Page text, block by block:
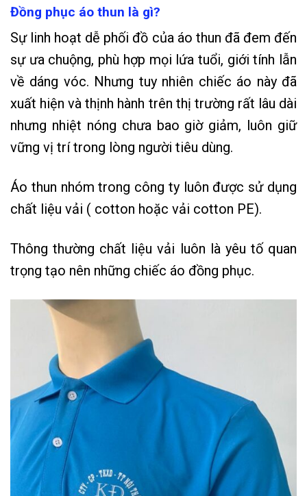
Đồng phục áo thun là gì?
Sự linh hoạt dễ phối đồ của áo thun đã đem đến
sự ưa chuộng, phù hợp mọi lứa tuổi, giới tính lẫn
về dáng vóc. Nhưng tuy nhiên chiếc áo này đã
xuất hiện và thịnh hành trên thị trường rất lâu dài
nhưng nhiệt nóng chưa bao giờ giảm, luôn giữ
vững vị trí trong lòng người tiêu dùng.
Áo thun nhóm trong công ty luôn được sử dụng
chất liệu vải ( cotton hoặc vải cotton PE).
Thông thường chất liệu vải luôn là yêu tố quan
trọng tạo nên những chiếc áo đồng phục.